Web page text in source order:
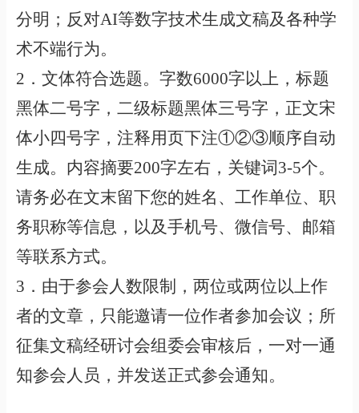
分明；反对AI等数字技术生成文稿及各种学
术不端行为。
2．文体符合选题。字数6000字以上，标题
黑体二号字，二级标题黑体三号字，正文宋
体小四号字，注释用页下注①②③顺序自动
生成。内容摘要200字左右，关键词3-5个。
请务必在文末留下您的姓名、工作单位、职
务职称等信息，以及手机号、微信号、邮箱
等联系方式。
3．由于参会人数限制，两位或两位以上作
者的文章，只能邀请一位作者参加会议；所
征集文稿经研讨会组委会审核后，一对一通
知参会人员，并发送正式参会通知。